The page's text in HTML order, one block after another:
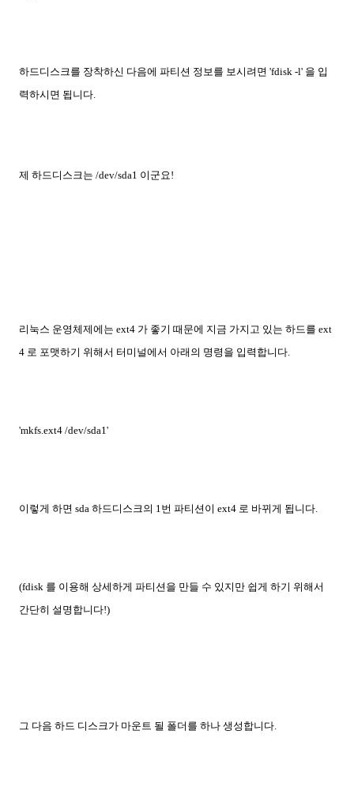
하드디스크를 장착하신 다음에 파티션 정보를 보시려면 'fdisk -l' 을 입
력하시면 됩니다.
제 하드디스크는 /dev/sda1 이군요!
리눅스 운영체제에는 ext4 가 좋기 때문에 지금 가지고 있는 하드를 ext
4 로 포맷하기 위해서 터미널에서 아래의 명령을 입력합니다.
'mkfs.ext4 /dev/sda1'
이렇게 하면 sda 하드디스크의 1번 파티션이 ext4 로 바뀌게 됩니다.
(fdisk 를 이용해 상세하게 파티션을 만들 수 있지만 쉽게 하기 위해서
간단히 설명합니다!)
그 다음 하드 디스크가 마운트 될 폴더를 하나 생성합니다.